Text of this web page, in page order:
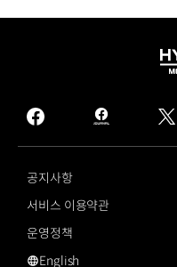
facebook
hmg
journal
공지사항
서비스 이용약관
운영정책
English